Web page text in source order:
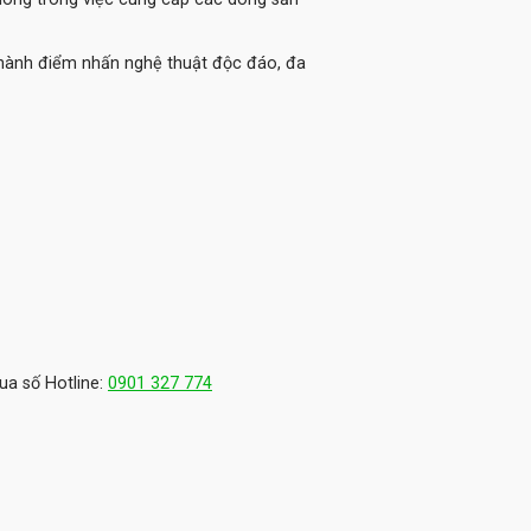
điểm nhấn nghệ thuật độc đáo, đa
số Hotline: 0901 327 774